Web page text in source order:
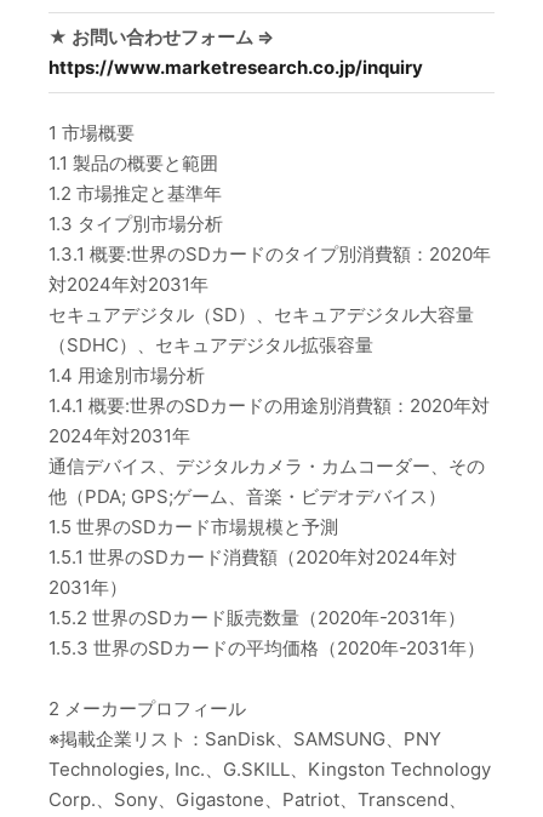
★ お問い合わせフォーム ⇒
https://www.marketresearch.co.jp/inquiry
1 市場概要
1.1 製品の概要と範囲
1.2 市場推定と基準年
1.3 タイプ別市場分析
1.3.1 概要:世界のSDカードのタイプ別消費額：2020年
対2024年対2031年
セキュアデジタル（SD）、セキュアデジタル大容量
（SDHC）、セキュアデジタル拡張容量
1.4 用途別市場分析
1.4.1 概要:世界のSDカードの用途別消費額：2020年対
2024年対2031年
通信デバイス、デジタルカメラ・カムコーダー、その
他（PDA; GPS;ゲーム、音楽・ビデオデバイス）
1.5 世界のSDカード市場規模と予測
1.5.1 世界のSDカード消費額（2020年対2024年対
2031年）
1.5.2 世界のSDカード販売数量（2020年-2031年）
1.5.3 世界のSDカードの平均価格（2020年-2031年）
2 メーカープロフィール
※掲載企業リスト：SanDisk、SAMSUNG、PNY
Technologies, Inc.、G.SKILL、Kingston Technology
Corp.、Sony、Gigastone、Patriot、Transcend、